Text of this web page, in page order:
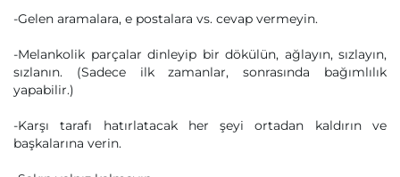
-Gelen aramalara, e postalara vs. cevap vermeyin.
-Melankolik parçalar dinleyip bir dökülün, ağlayın, sızlayın,
sızlanın. (Sadece ilk zamanlar, sonrasında bağımlılık
yapabilir.)
-Karşı tarafı hatırlatacak her şeyi ortadan kaldırın ve
başkalarına verin.